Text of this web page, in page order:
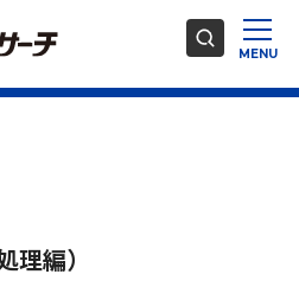
理編）